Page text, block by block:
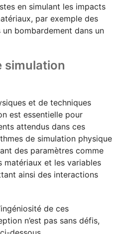
en simulant les impacts
par exemple des
bombardement dans un
simulation
et de techniques
est essentielle pour
attendus dans ces
de simulation physique
des paramètres comme
matériaux et les variables
ainsi des interactions
de ces
n’est pas sans défis,